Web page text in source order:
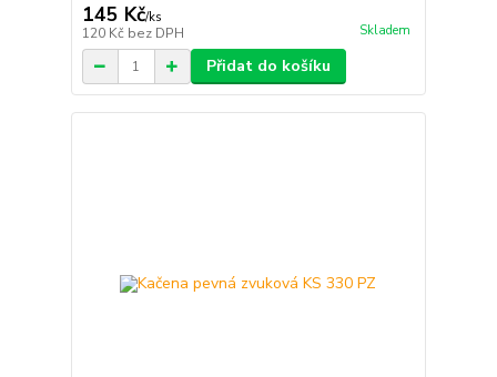
145 Kč/ks
120 Kč bez DPH Skladem
Přidat do košíku